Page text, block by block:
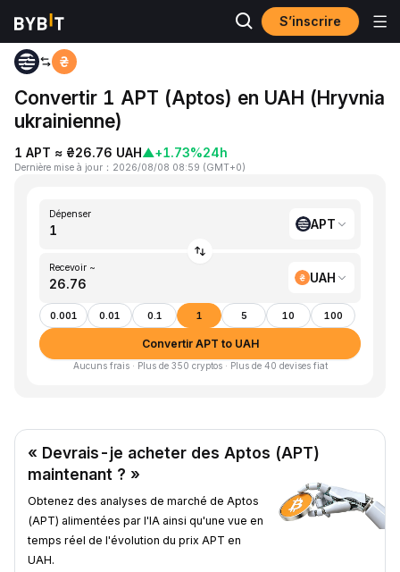
S’inscrire
Accueil
Convertir 1 APT (Aptos) en UAH (Hryvnia
ukrainienne)
1 APT ≈ ₴26.76 UAH▲+1.73%24h
Dernière mise à jour ： 2026/08/08 08:59 (GMT+0)
Dépenser
APT
Recevoir ~
UAH
0.001 0.01 0.1 1 5 10 100
Convertir APT to UAH
Aucuns frais · Plus de 350 cryptos · Plus de 40 devises fiat
« Devrais-je acheter des Aptos (APT)
maintenant ? »
Obtenez des analyses de marché de Aptos
(APT) alimentées par l'IA ainsi qu'une vue en
temps réel de l'évolution du prix APT en
UAH.